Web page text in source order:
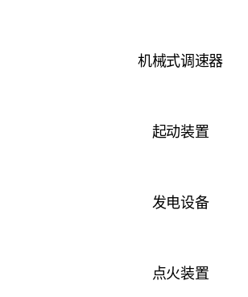
机械式调速器
起动装置
发电设备
点火装置